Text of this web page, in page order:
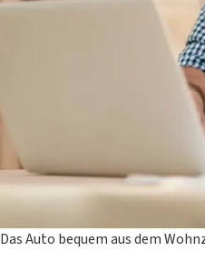
Das Auto bequem aus dem